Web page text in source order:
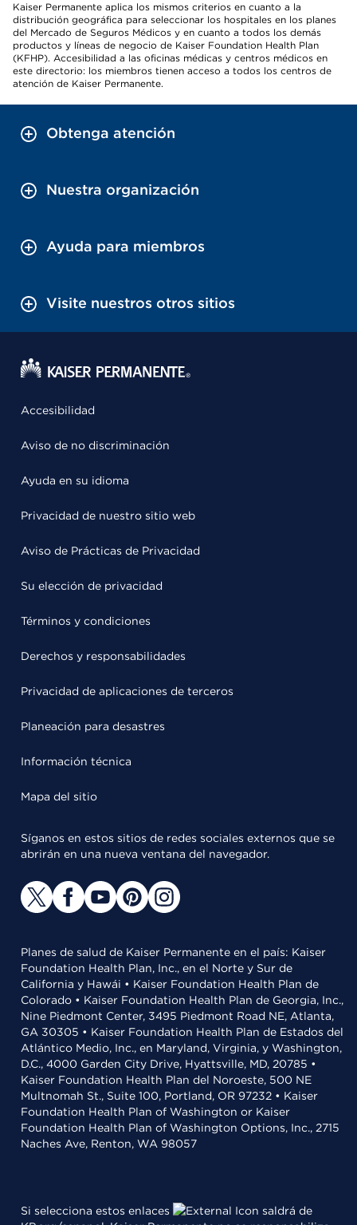
Kaiser Permanente aplica los mismos criterios en cuanto a la
distribución geográfica para seleccionar los hospitales en los planes
del Mercado de Seguros Médicos y en cuanto a todos los demás
productos y líneas de negocio de Kaiser Foundation Health Plan
(KFHP). Accesibilidad a las oficinas médicas y centros médicos en
este directorio: los miembros tienen acceso a todos los centros de
atención de Kaiser Permanente.
Obtenga atención
Nuestra organización
Ayuda para miembros
Visite nuestros otros sitios
Accesibilidad
Aviso de no discriminación
Ayuda en su idioma
Privacidad de nuestro sitio web
Aviso de Prácticas de Privacidad
Su elección de privacidad
Términos y condiciones
Derechos y responsabilidades
Privacidad de aplicaciones de terceros
Planeación para desastres
Información técnica
Mapa del sitio
Síganos en estos sitios de redes sociales externos que se
abrirán en una nueva ventana del navegador.
Planes de salud de Kaiser Permanente en el país: Kaiser
Foundation Health Plan, Inc., en el Norte y Sur de
California y Hawái • Kaiser Foundation Health Plan de
Colorado • Kaiser Foundation Health Plan de Georgia, Inc.,
Nine Piedmont Center, 3495 Piedmont Road NE, Atlanta,
GA 30305 • Kaiser Foundation Health Plan de Estados del
Atlántico Medio, Inc., en Maryland, Virginia, y Washington,
D.C., 4000 Garden City Drive, Hyattsville, MD, 20785 •
Kaiser Foundation Health Plan del Noroeste, 500 NE
Multnomah St., Suite 100, Portland, OR 97232 • Kaiser
Foundation Health Plan of Washington or Kaiser
Foundation Health Plan of Washington Options, Inc., 2715
Naches Ave, Renton, WA 98057
Si selecciona estos enlaces
saldrá de